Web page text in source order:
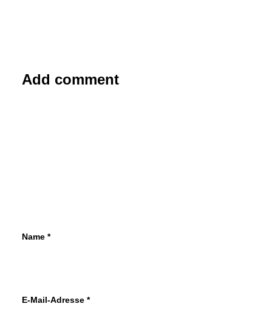
Add comment
Name *
E-Mail-Adresse *